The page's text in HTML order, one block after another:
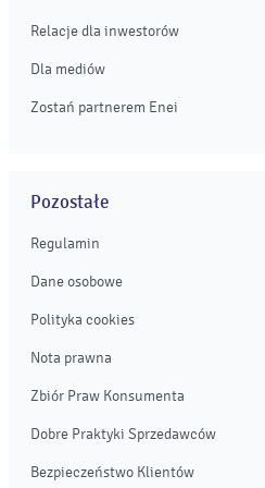
Relacje dla inwestorów
Dla mediów
Zostań partnerem Enei
Pozostałe
Regulamin
Dane osobowe
Polityka cookies
Nota prawna
Zbiór Praw Konsumenta
Dobre Praktyki Sprzedawców
Bezpieczeństwo Klientów